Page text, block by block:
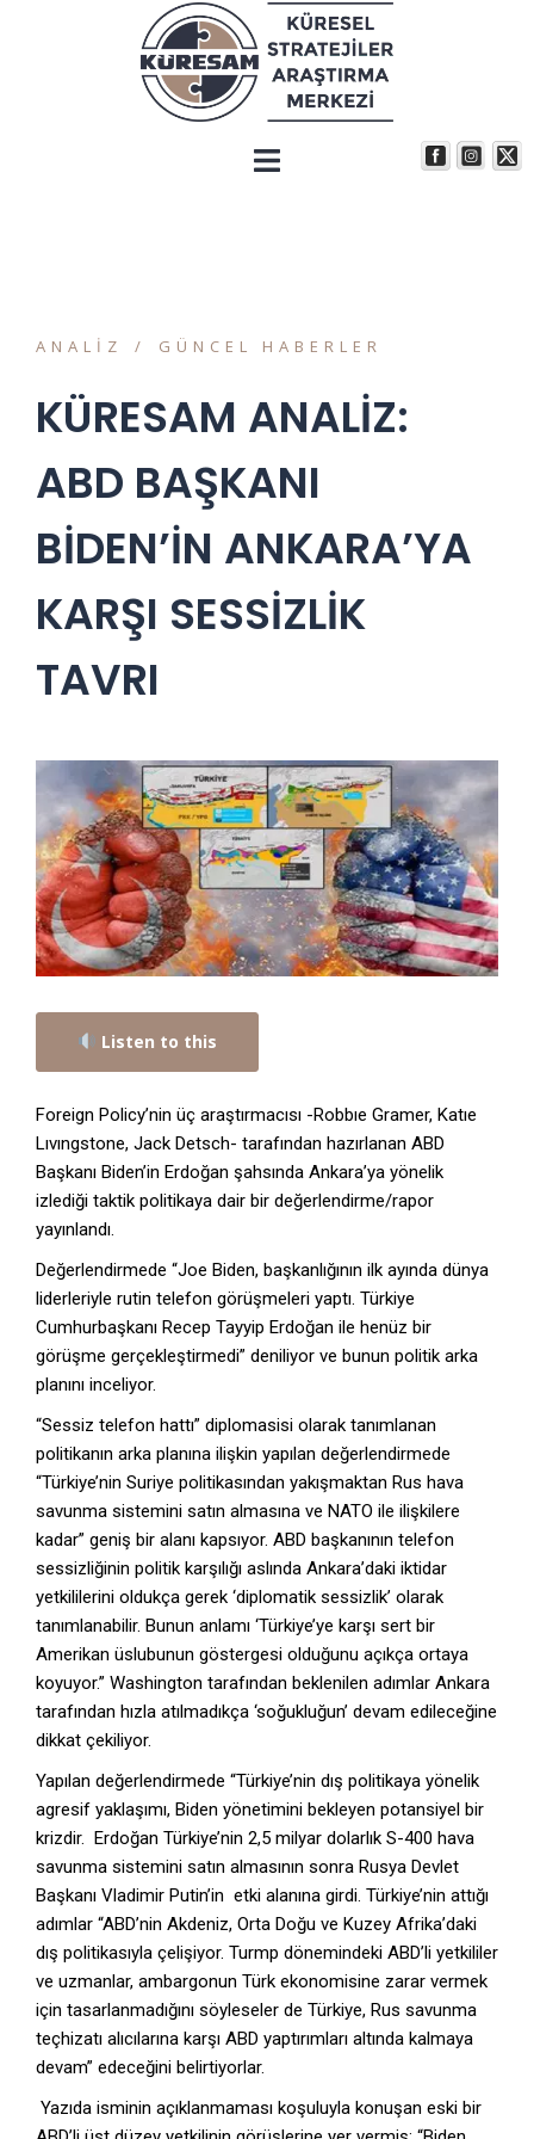
ANALIZ GÜNCEL HABERLER
KÜRESAM ANALİZ:
ABD BAŞKANI
BİDEN’İN ANKARA’YA
KARŞI SESSİZLİK
TAVRI
Listen to this
Foreign Policy’nin üç araştırmacısı -Robbıe Gramer, Katıe
Lıvıngstone, Jack Detsch- tarafından hazırlanan ABD
Başkanı Biden’in Erdoğan şahsında Ankara’ya yönelik
izlediği taktik politikaya dair bir değerlendirme/rapor
yayınlandı.
Değerlendirmede “Joe Biden, başkanlığının ilk ayında dünya
liderleriyle rutin telefon görüşmeleri yaptı. Türkiye
Cumhurbaşkanı Recep Tayyip Erdoğan ile henüz bir
görüşme gerçekleştirmedi” deniliyor ve bunun politik arka
planını inceliyor.
“Sessiz telefon hattı” diplomasisi olarak tanımlanan
politikanın arka planına ilişkin yapılan değerlendirmede
“Türkiye’nin Suriye politikasından yakışmaktan Rus hava
savunma sistemini satın almasına ve NATO ile ilişkilere
kadar” geniş bir alanı kapsıyor. ABD başkanının telefon
sessizliğinin politik karşılığı aslında Ankara’daki iktidar
yetkililerini oldukça gerek ‘diplomatik sessizlik’ olarak
tanımlanabilir. Bunun anlamı ‘Türkiye’ye karşı sert bir
Amerikan üslubunun göstergesi olduğunu açıkça ortaya
koyuyor.” Washington tarafından beklenilen adımlar Ankara
tarafından hızla atılmadıkça ‘soğukluğun’ devam edileceğine
dikkat çekiliyor.
Yapılan değerlendirmede “Türkiye’nin dış politikaya yönelik
agresif yaklaşımı, Biden yönetimini bekleyen potansiyel bir
krizdir. Erdoğan Türkiye’nin 2,5 milyar dolarlık S-400 hava
savunma sistemini satın almasının sonra Rusya Devlet
Başkanı Vladimir Putin’in etki alanına girdi. Türkiye’nin attığı
adımlar “ABD’nin Akdeniz, Orta Doğu ve Kuzey Afrika’daki
dış politikasıyla çelişiyor. Turmp dönemindeki ABD’li yetkililer
ve uzmanlar, ambargonun Türk ekonomisine zarar vermek
için tasarlanmadığını söyleseler de Türkiye, Rus savunma
teçhizatı alıcılarına karşı ABD yaptırımları altında kalmaya
devam” edeceğini belirtiyorlar.
Yazıda isminin açıklanmaması koşuluyla konuşan eski bir